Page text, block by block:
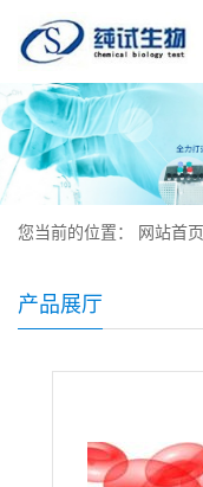
您当前的位置： 网站首页
产品展厅